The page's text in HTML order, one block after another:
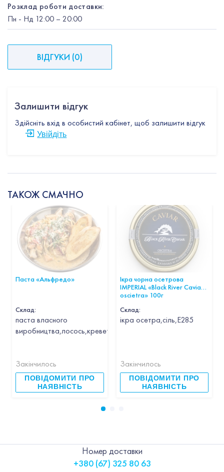
Розклад роботи доставки:
Пн - Нд 12:00 – 20:00
ВІДГУКИ (0)
Залишити відгук
Здійсніть вхід в особистий кабінет, щоб залишити відгук
Увійдіть
ТАКОЖ СМАЧНО
Паста «Альфредо»
Склад:
паста власного
Закінчилось
ПОВІДОМИТИ ПРО
НАЯВНІСТЬ
Ікра чорна осетрова
IMPERIAL «Black River Caviar
oscietra» 100г
Склад:
ікра осетра,сіль,Е285
Закінчилось
ПОВІДОМИТИ ПРО
НАЯВНІСТЬ
Номер доставки
+380 (67) 325 80 63